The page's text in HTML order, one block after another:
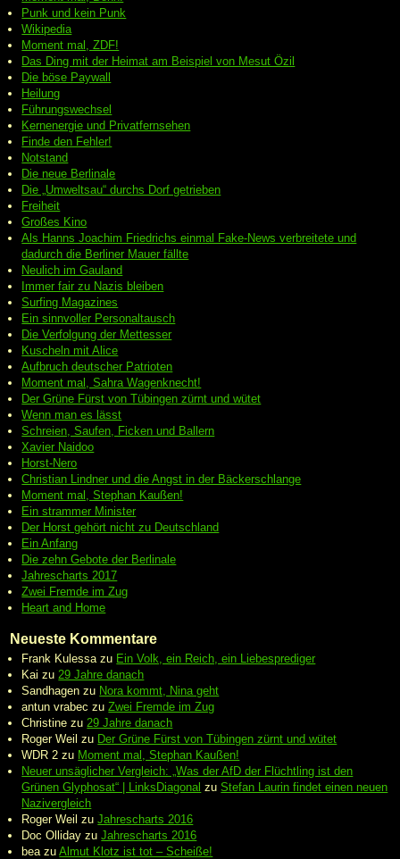
Punk und kein Punk
Wikipedia
Moment mal, ZDF!
Das Ding mit der Heimat am Beispiel von Mesut Özil
Die böse Paywall
Heilung
Führungswechsel
Kernenergie und Privatfernsehen
Finde den Fehler!
Notstand
Die neue Berlinale
Die „Umweltsau“ durchs Dorf getrieben
Freiheit
Großes Kino
Als Hanns Joachim Friedrichs einmal Fake-News verbreitete und
dadurch die Berliner Mauer fällte
Neulich im Gauland
Immer fair zu Nazis bleiben
Surfing Magazines
Ein sinnvoller Personaltausch
Die Verfolgung der Mettesser
Kuscheln mit Alice
Aufbruch deutscher Patrioten
Moment mal, Sahra Wagenknecht!
Der Grüne Fürst von Tübingen zürnt und wütet
Wenn man es lässt
Schreien, Saufen, Ficken und Ballern
Xavier Naidoo
Horst-Nero
Christian Lindner und die Angst in der Bäckerschlange
Moment mal, Stephan Kaußen!
Ein strammer Minister
Der Horst gehört nicht zu Deutschland
Ein Anfang
Die zehn Gebote der Berlinale
Jahrescharts 2017
Zwei Fremde im Zug
Heart and Home
Neueste Kommentare
Frank Kulessa zu Ein Volk, ein Reich, ein Liebesprediger
Kai zu 29 Jahre danach
Sandhagen zu Nora kommt, Nina geht
antun vrabec zuZwei Fremde im Zug
Christine zu 29 Jahre danach
Roger Weil zu Der Grüne Fürst von Tübingen zürnt und wütet
WDR 2 zu Moment mal, Stephan Kaußen!
Neuer unsäglicher Vergleich: „Was der AfD der Flüchtling ist den
Grünen Glyphosat“ | LinksDiagonal zuStefan Laurin findet einen neuen
Nazivergleich
Roger Weil zuJahrescharts 2016
Doc Olliday zuJahrescharts 2016
bea zuAlmut Klotz ist tot – Scheiße!